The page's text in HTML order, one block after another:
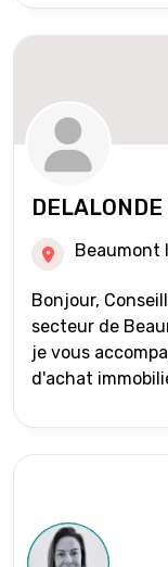
Beaumont
Bonjour, Conseiller immobilier du réseau IAD sur le
secteur de
je vous
d'achat